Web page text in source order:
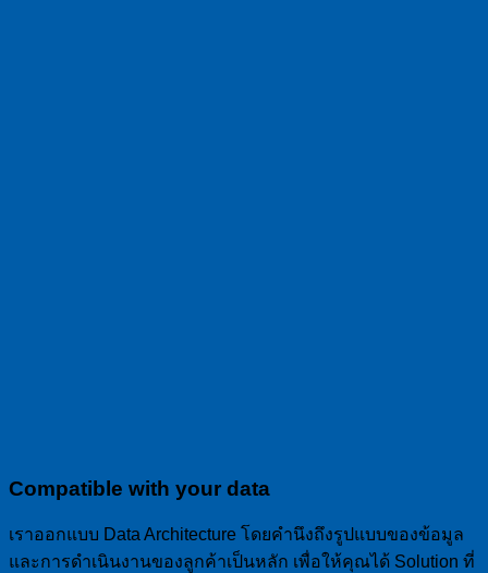
Compatible with your data
เราออกแบบ Data Architecture โดยคำนึงถึงรูปแบบของข้อมูล
และการดำเนินงานของลูกค้าเป็นหลัก เพื่อให้คุณได้ Solution ที่